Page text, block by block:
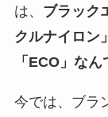
は、 ブラック
クルナイロン」
「ECO」なん
今では、ブラ